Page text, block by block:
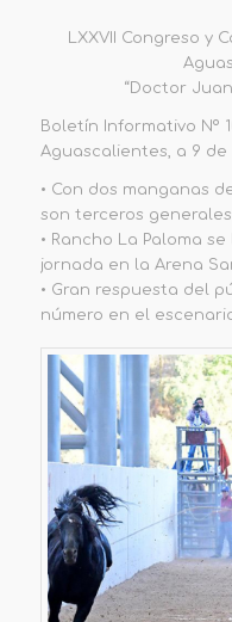
LXXVII Congreso y
“Doctor
Boletín Informativo Nº
Aguascalientes, a 9 de
• Con dos manganas
son terceros generales
• Rancho La Paloma
jornada en la Arena
• Gran respuesta del
número en el